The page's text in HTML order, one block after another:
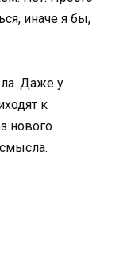
иначе я бы,
Даже у
к
нового